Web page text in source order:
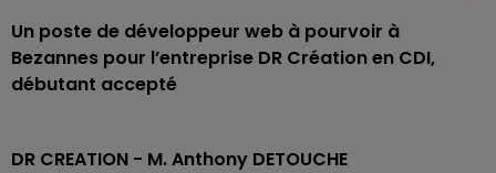
Un poste de développeur web à pourvoir à
Bezannes pour l’entreprise DR Création en CDI,
débutant accepté
DR CREATION - M. Anthony DETOUCHE